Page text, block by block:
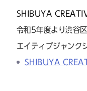
SHIBUYA
令和5年度より渋谷
エイティブジャンク
SHIBUYA